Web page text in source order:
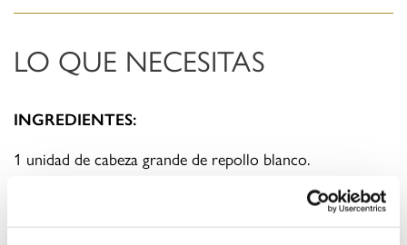
LO QUE NECESITAS
INGREDIENTES:
1 unidad de cabeza grande de repollo blanco.